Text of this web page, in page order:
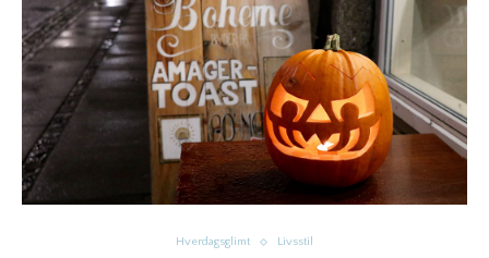
Hverdagsglimt Livsstil